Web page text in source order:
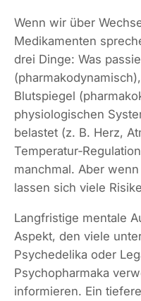
Wenn wir über
Medikamenten
drei Dinge: Was
Blutspiegel
physiologischen
belastet (z. B. Herz,
manchmal. Aber
lassen sich viele
Langfristige mentale
Aspekt, den viele
Psychedelika oder
Psychopharmaka
informieren. Ein